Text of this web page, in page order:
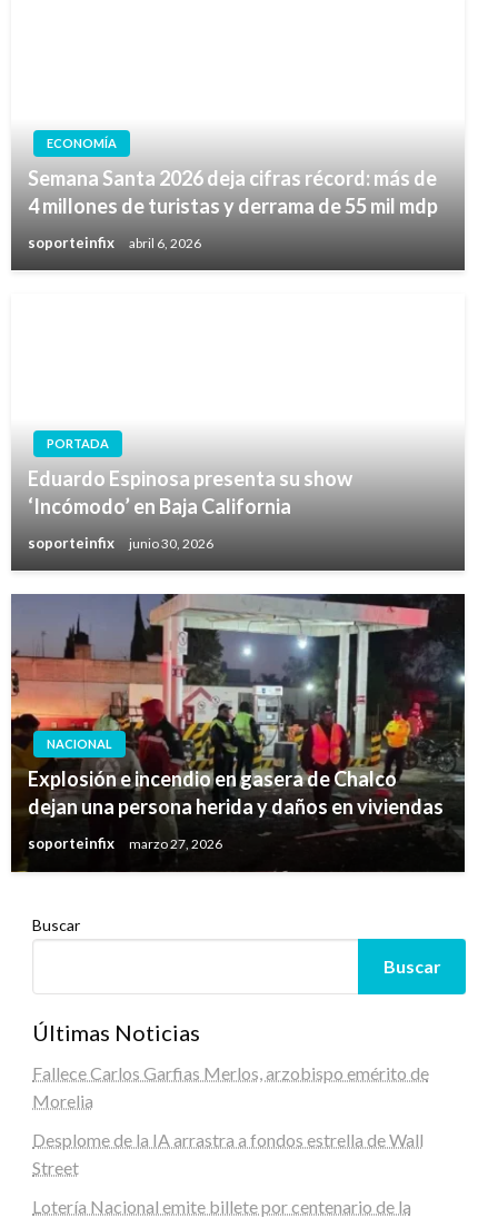
ECONOMÍA
Semana Santa 2026 deja cifras récord: más de
4 millones de turistas y derrama de 55 mil mdp
soporteinfix abril 6, 2026
PORTADA
Eduardo Espinosa presenta su show
‘Incómodo’ en Baja California
soporteinfix junio 30, 2026
NACIONAL
Explosión e incendio en gasera de Chalco
dejan una persona herida y daños en viviendas
soporteinfix marzo 27, 2026
Buscar
Buscar
Últimas Noticias
Fallece Carlos Garfias Merlos, arzobispo emérito de
Morelia
Desplome de la IA arrastra a fondos estrella de Wall
Street
Lotería Nacional emite billete por centenario de la